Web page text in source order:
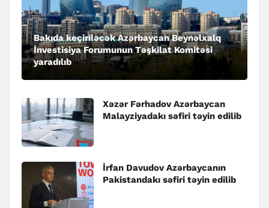
Bakıda keçiriləcək Azərbaycan Beynəlxalq
İnvestisiya Forumunun Təşkilat Komitəsi
yaradılıb
Xəzər Fərhadov Azərbaycan
Malayziyadakı səfiri təyin edilib
İrfan Davudov Azərbaycanın
Pakistandakı səfiri təyin edilib